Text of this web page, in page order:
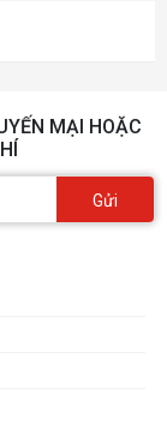
MẠI HOẶC
Gửi